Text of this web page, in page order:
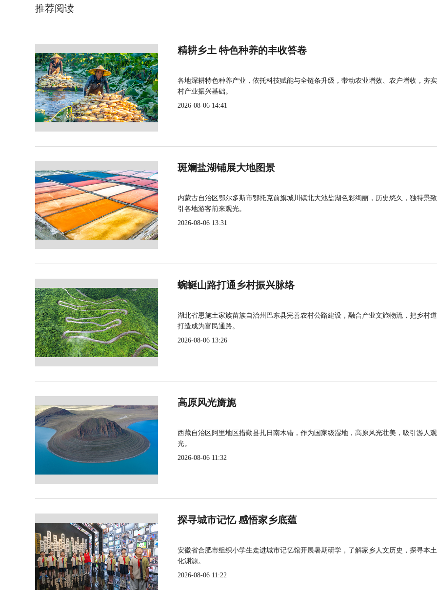
推荐阅读
精耕乡土 特色种养的丰收答卷
各地深耕特色种养产业，依托科技赋能与全链条升级，带动农业增效、农户增收，夯
村产业振兴基础。
2026-08-06 14:41
斑斓盐湖铺展大地图景
内蒙古自治区鄂尔多斯市鄂托克前旗城川镇北大池盐湖色彩绚丽，历史悠久，独特景
引各地游客前来观光。
2026-08-06 13:31
蜿蜒山路打通乡村振兴脉络
湖北省恩施土家族苗族自治州巴东县完善农村公路建设，融合产业文旅物流，把乡村
打造成为富民通路。
2026-08-06 13:26
高原风光旖旎
西藏自治区阿里地区措勤县扎日南木错，作为国家级湿地，高原风光壮美，吸引游人观
光。
2026-08-06 11:32
探寻城市记忆 感悟家乡底蕴
安徽省合肥市组织小学生走进城市记忆馆开展暑期研学，了解家乡人文历史，探寻本
化渊源。
2026-08-06 11:22